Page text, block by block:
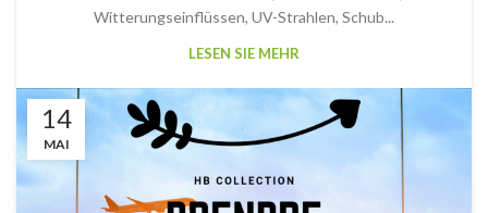
Witterungseinflüssen, UV-Strahlen, Schub...
LESEN SIE MEHR
14
MAI